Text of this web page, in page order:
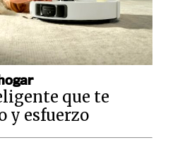
que te
y esfuerzo